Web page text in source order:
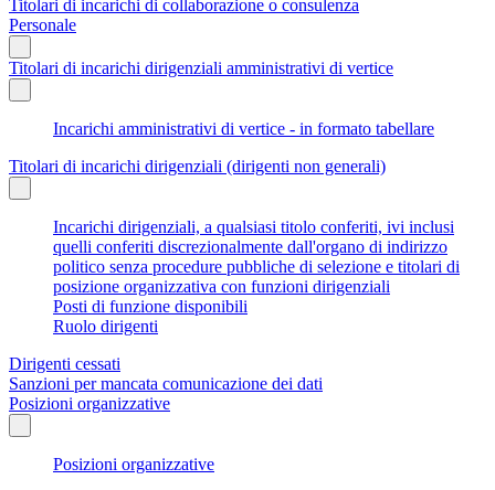
Titolari di incarichi di collaborazione o consulenza
Personale
Titolari di incarichi dirigenziali amministrativi di vertice
Incarichi amministrativi di vertice - in formato tabellare
Titolari di incarichi dirigenziali (dirigenti non generali)
Incarichi dirigenziali, a qualsiasi titolo conferiti, ivi inclusi
quelli conferiti discrezionalmente dall'organo di indirizzo
politico senza procedure pubbliche di selezione e titolari di
posizione organizzativa con funzioni dirigenziali
Posti di funzione disponibili
Ruolo dirigenti
Dirigenti cessati
Sanzioni per mancata comunicazione dei dati
Posizioni organizzative
Posizioni organizzative